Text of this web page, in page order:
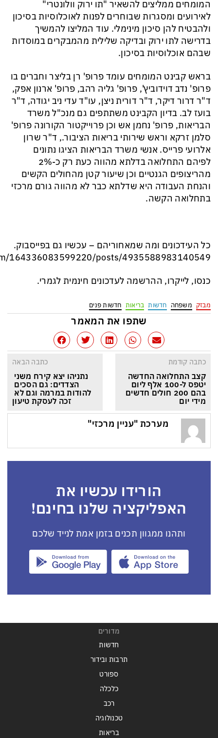
המומחים ממליצים להשאיר "תו ירוק וולונטרי"
לאירועים ומסגרות שבוחרים לפנות לאוכלוסיות בסיכון
ולהבטיח להן סיכון מינימלי. עוד המליצו להמשיך
בדרישה לתו ירוק ובדיקה שלילית מהמבקרים במוסדות
שבהם אוכלוסיות בסיכון.
בראש קבינט המומחים עומד פרופ' רן בליצר וחברים בו
פרופ' נדב דוידוביץ', פרופ' גליה רהב, פרופ' ארנון אפק,
ד"ר דרור דיקר, ד"ר דורית ניצן, עו"ד עדי ניב יגודה, ד"ר
בועז לב. בדיון הקבינט משתתפים גם מנכ"ל משרד
הבריאות, פרופ' נחמן אש וכן פרוייקטור הקורונה פרופ'
סלמן זרקא וראש שירותי בריאות הציבור., ד"ר שרון
אלרועי פרייס. אנשי משרד הבריאות הציגו נתונים
לפיהם התחלואה בדלתא מהווה כעת רק כ-2%
מהריצופים הגנטיים וכן שיעור קטן מהחולים הקשים
והנחת העבודה היא שדלתא כבר לא מהווה גורם מרכזי
בתחלואה הקשה.
כל העידכונים ומה שמאחוריהם – עכשיו גם בפייסבוק.
כנסו, לייקרו, ההרשמה לעדכונים חינמית לגמרי.
מבזק משפחה חדשות בריאות חדשות פנים
שתפו את המאמר
כתבה קודמת
קצב התחלואה החדשה
יטפס ל-100 אלף ליום
בהם 200 חולים חדשים
מידי יום
כתבה הבאה
נתניהו יצא קירח משני
הצדדים: גם הסכים
להודות במרמה וגם לא
זכה לעסקת טיעון
מערכת "עניין מרכזי"
הורידו עכשיו את
האפליקציה שלנו בחינם!
ותהנו ממגוון תכנים בזמן אמת לנייד שלכם
מדורים
חדשות
תרבות ובידור
ספורט
כלכלה
רכב
טכנולוגיה
בריאות